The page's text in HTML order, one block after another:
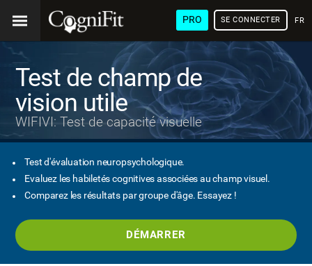
PRO SE CONNECTER
Test de champ de
vision utile
WIFIVI: Test de capacité visuelle
Test d'évaluation neuropsychologique.
Evaluez les habiletés cognitives associées au champ visuel.
Comparez les résultats par groupe d'âge. Essayez !
DÉMARRER